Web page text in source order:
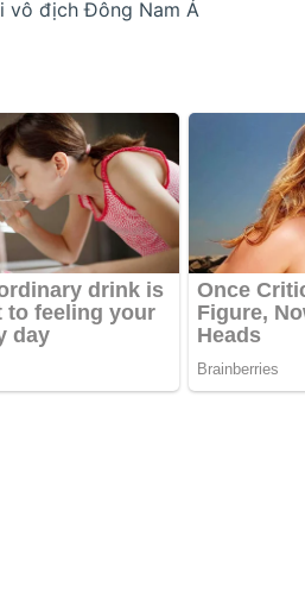
vô địch Đông Nam Á